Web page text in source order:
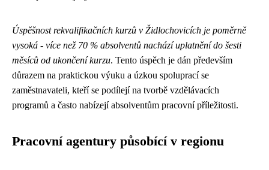
Úspěšnost rekvalifikačních kurzů v Židlochovicích je poměrně
vysoká - více než 70 % absolventů nachází uplatnění do šesti
měsíců od ukončení kurzu. Tento úspěch je dán především
důrazem na praktickou výuku a úzkou spoluprací se
zaměstnavateli, kteří se podílejí na tvorbě vzdělávacích
programů a často nabízejí absolventům pracovní příležitosti.
Pracovní agentury působící v regionu